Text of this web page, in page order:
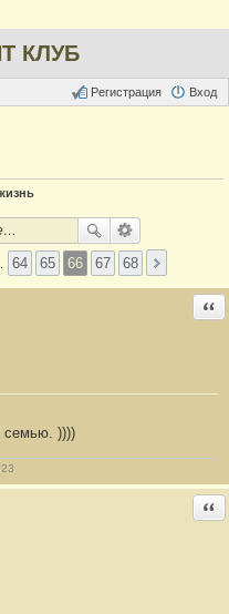
КЛУБ
Вход
Регистрация
64 65 66 67 68
семью. ))))